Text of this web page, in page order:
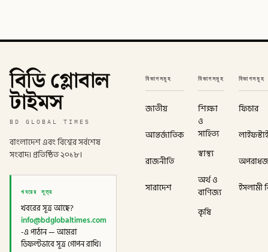
বিডি গ্লোবাল
টাইমস
BD GLOBAL TIMES
বাংলাদেশ এবং বিশ্বের সর্বশেষ
সংবাদ। প্রতিষ্ঠিত ২০১৮।
খবরের সূত্র
খবরের সূত্র আছে?
info@bdglobaltimes.com
-এ পাঠান — আমরা
ডিফল্টভাবে সূত্র গোপন রাখি।
বিভাগসমূহ
জাতীয়
আন্তর্জাতিক
রাজনীতি
সারাদেশ
বিভাগসমূহ
শিক্ষা
ও
সাহিত্য
স্বাস্থ্য
অর্থ ও
বাণিজ্য
কৃষি
বিভাগসমূহ
ফিচার
ইসলামী